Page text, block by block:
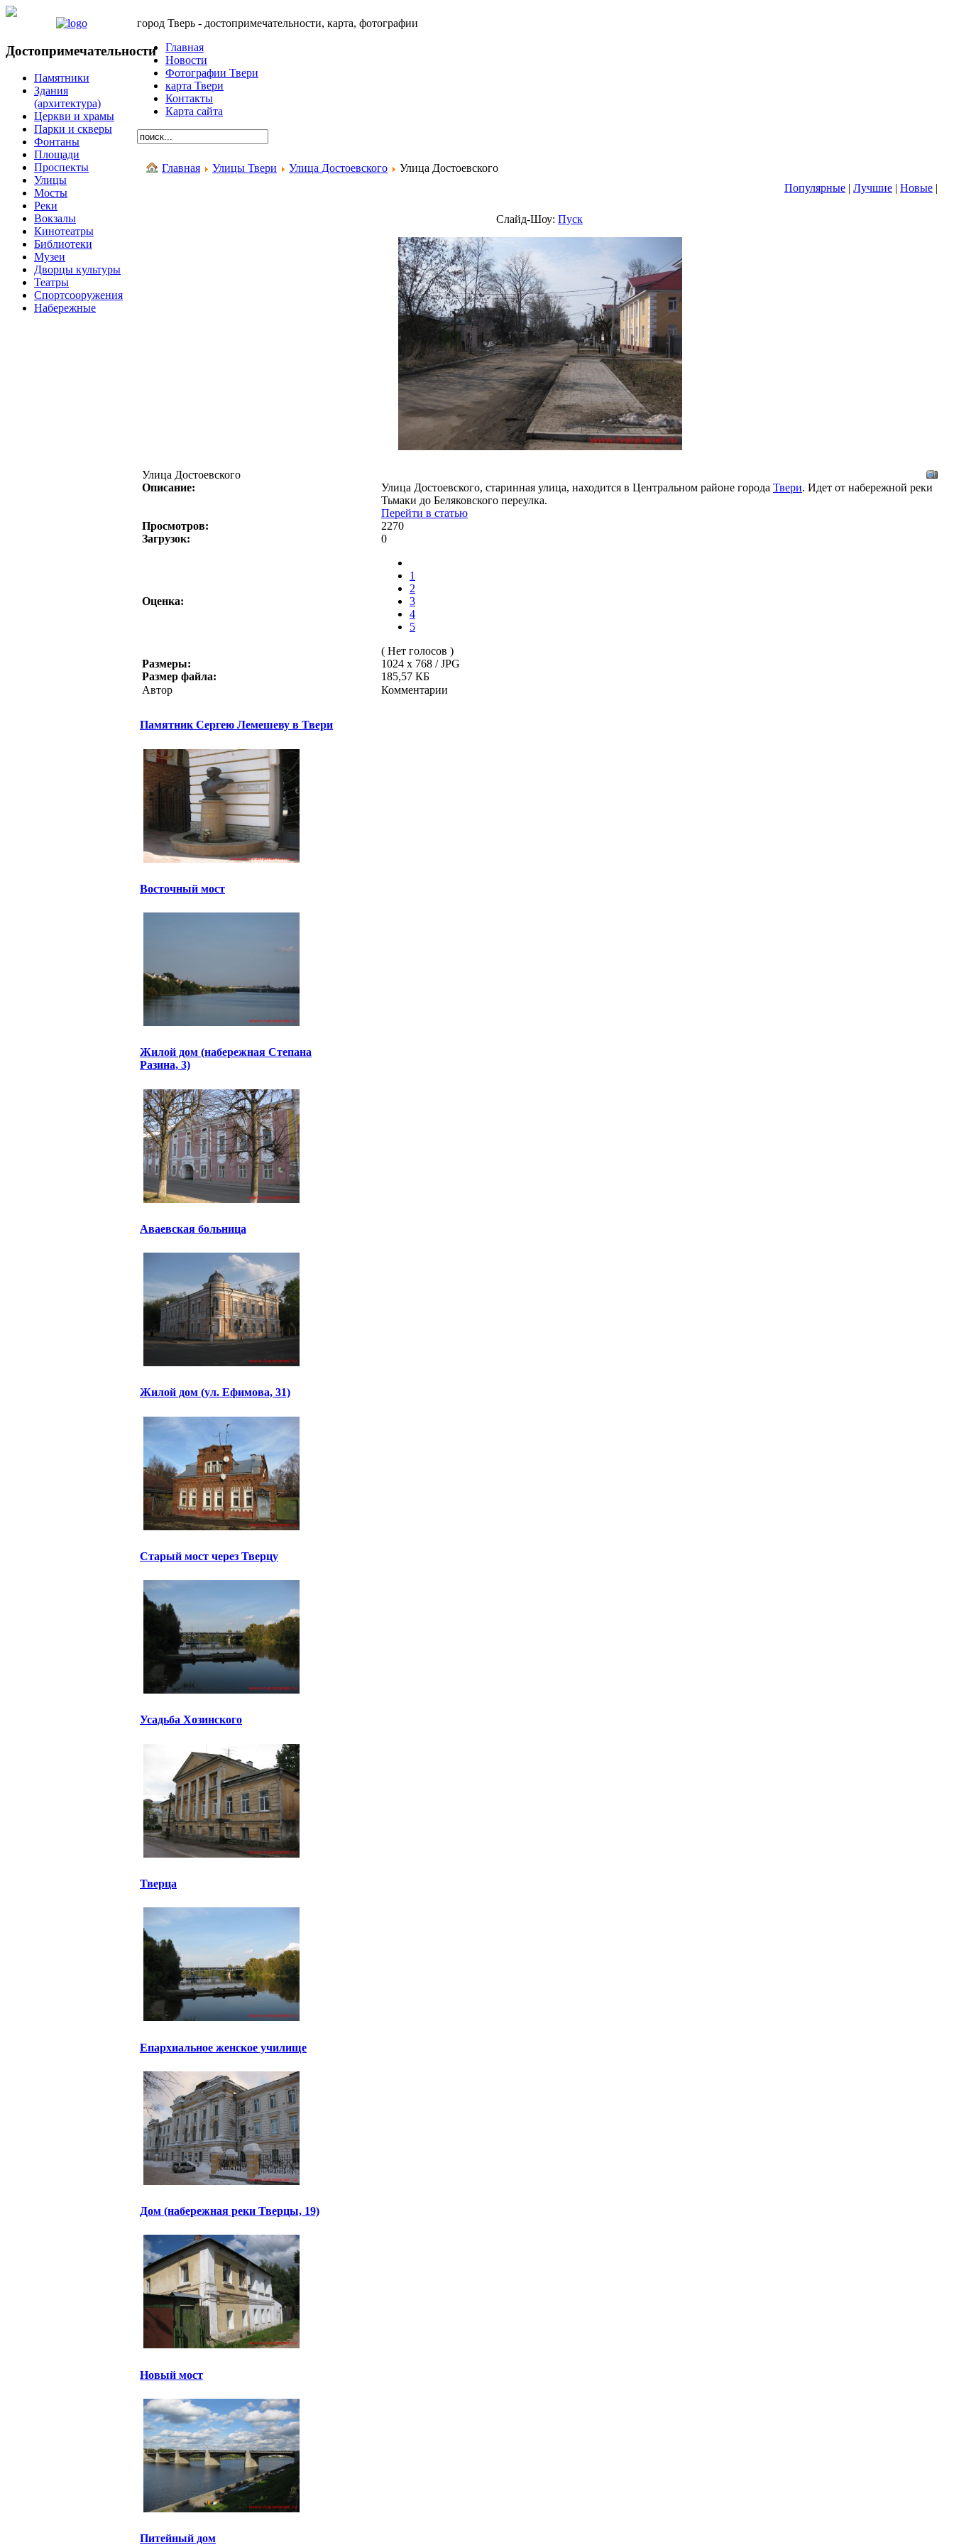
Достопримечательности
Памятники
Здания
(архитектура)
Церкви и храмы
Парки и скверы
Фонтаны
Площади
Проспекты
Улицы
Мосты
Реки
Вокзалы
Кинотеатры
Библиотеки
Музеи
Дворцы культуры
Театры
Спортсооружения
Набережные
город Тверь - достопримечательности, карта, фотографии
Главная
Новости
Фотографии Твери
карта Твери
Контакты
Карта сайта
Главная Улицы Твери Улица Достоевского
Улица Достоевского
Популярные | Лучшие | Новые |
Слайд-Шоу: Пуск
Улица Достоевского
Описание:
Улица Достоевского, старинная улица, находится в Центральном районе города Твери. Идет от набережной реки
Тьмаки до Беляковского переулка.
Перейти в статью
Просмотров:
2270
Загрузок:
0
Оценка:
1
2
3
4
5
( Нет голосов )
Размеры:
1024 x 768 / JPG
Размер файла:
185,57 КБ
Автор
Комментарии
Памятник Сергею Лемешеву в Твери
Восточный мост
Жилой дом (набережная Степана
Разина, 3)
Аваевская больница
Жилой дом (ул. Ефимова, 31)
Старый мост через Тверцу
Усадьба Хозинского
Тверца
Епархиальное женское училище
Дом (набережная реки Тверцы, 19)
Новый мост
Питейный дом